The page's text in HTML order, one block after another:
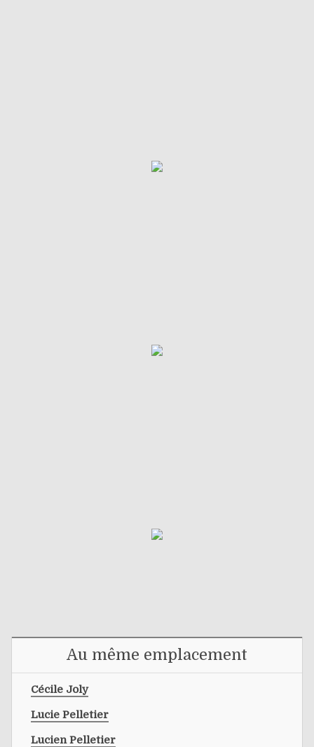
Au même emplacement
Cécile Joly
Lucie Pelletier
Lucien Pelletier